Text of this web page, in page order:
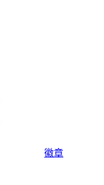
徽章